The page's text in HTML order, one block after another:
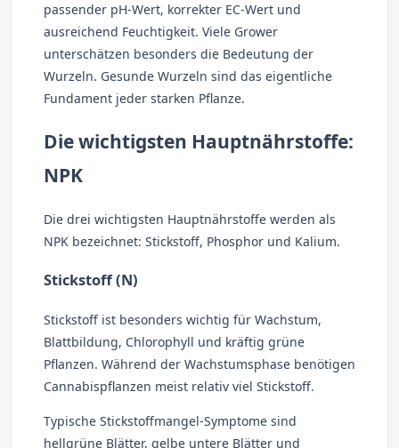
passender pH-Wert, korrekter EC-Wert und
ausreichend Feuchtigkeit. Viele Grower
unterschätzen besonders die Bedeutung der
Wurzeln. Gesunde Wurzeln sind das eigentliche
Fundament jeder starken Pflanze.
Die wichtigsten Hauptnährstoffe:
NPK
Die drei wichtigsten Hauptnährstoffe werden als
NPK bezeichnet: Stickstoff, Phosphor und Kalium.
Stickstoff (N)
Stickstoff ist besonders wichtig für Wachstum,
Blattbildung, Chlorophyll und kräftig grüne
Pflanzen. Während der Wachstumsphase benötigen
Cannabispflanzen meist relativ viel Stickstoff.
Typische Stickstoffmangel-Symptome sind
hellgrüne Blätter, gelbe untere Blätter und